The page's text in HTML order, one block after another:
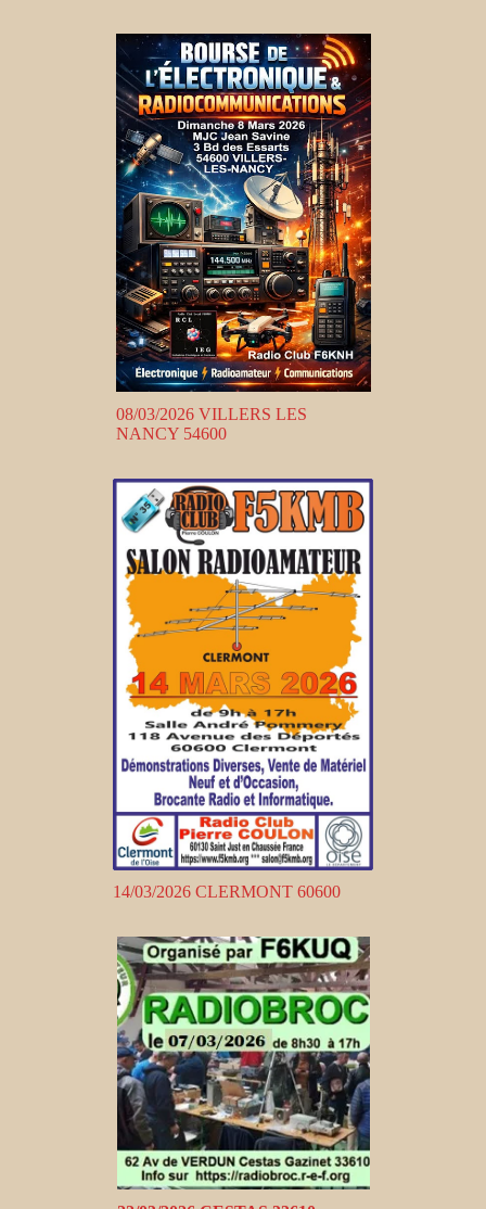
08/03/2026 VILLERS LES
NANCY 54600
14/03/2026 CLERMONT 60600